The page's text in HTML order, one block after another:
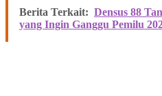
Berita Terkait: Densus 88
yang Ingin Ganggu Pemilu